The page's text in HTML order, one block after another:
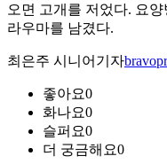
오면 고개를 저었다. 요
라우마를 남겼다.
최은주 시니어기자
좋아요0
화나요0
슬퍼요0
더 궁금해요0